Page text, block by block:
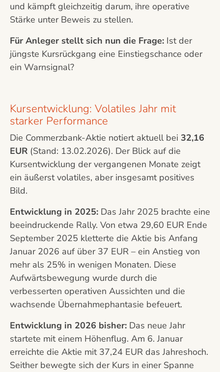
und kämpft gleichzeitig darum, ihre operative
Stärke unter Beweis zu stellen.
Für Anleger stellt sich nun die Frage: Ist der
jüngste Kursrückgang eine Einstiegschance oder
ein Warnsignal?
Kursentwicklung: Volatiles Jahr mit
starker Performance
Die Commerzbank-Aktie notiert aktuell bei 32,16
EUR (Stand: 13.02.2026). Der Blick auf die
Kursentwicklung der vergangenen Monate zeigt
ein äußerst volatiles, aber insgesamt positives
Bild.
Entwicklung in 2025: Das Jahr 2025 brachte eine
beeindruckende Rally. Von etwa 29,60 EUR Ende
September 2025 kletterte die Aktie bis Anfang
Januar 2026 auf über 37 EUR – ein Anstieg von
mehr als 25% in wenigen Monaten. Diese
Aufwärtsbewegung wurde durch die
verbesserten operativen Aussichten und die
wachsende Übernahmephantasie befeuert.
Entwicklung in 2026 bisher: Das neue Jahr
startete mit einem Höhenflug. Am 6. Januar
erreichte die Aktie mit 37,24 EUR das Jahreshoch.
Seither bewegte sich der Kurs in einer Spanne